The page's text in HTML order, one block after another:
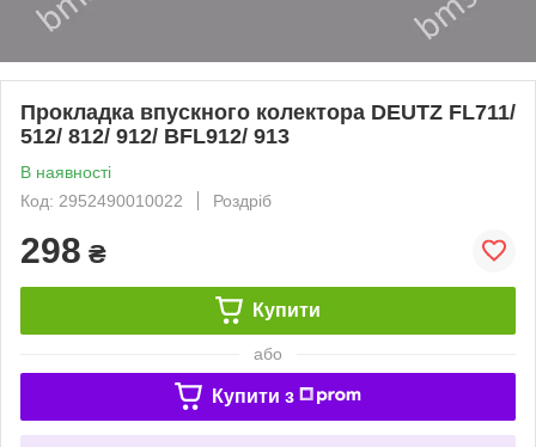
Прокладка впускного колектора DEUTZ FL711/
512/ 812/ 912/ BFL912/ 913
В наявності
Код: 2952490010022
Роздріб
298 ₴
Купити
або
Купити з